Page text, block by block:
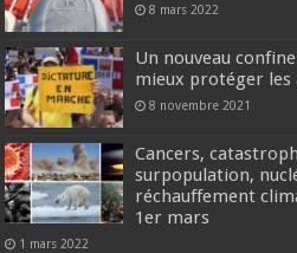
8 mars 2022
Un nouveau
mieux protéger les
8 novembre 2021
Cancers,
surpopulation,
réchauffement
1er mars
1 mars 2022